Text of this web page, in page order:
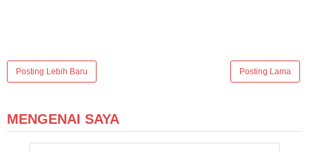
Posting Lebih Baru Posting Lama
MENGENAI SAYA